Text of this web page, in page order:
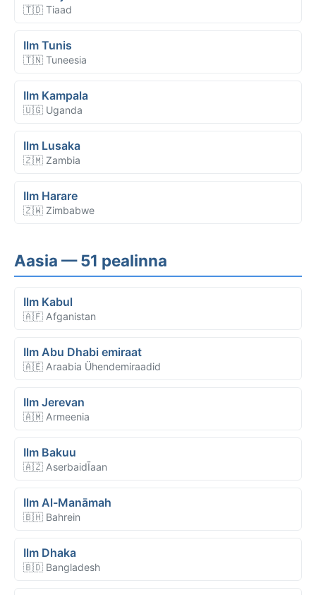
🇹🇩 Tiaad
Ilm Tunis
🇹🇳 Tuneesia
Ilm Kampala
🇺🇬 Uganda
Ilm Lusaka
🇿🇲 Zambia
Ilm Harare
🇿🇼 Zimbabwe
Aasia — 51 pealinna
Ilm Kabul
🇦🇫 Afganistan
Ilm Abu Dhabi emiraat
🇦🇪 Araabia Ühendemiraadid
Ilm Jerevan
🇦🇲 Armeenia
Ilm Bakuu
🇦🇿 AserbaidĪaan
Ilm Al-Manāmah
🇧🇭 Bahrein
Ilm Dhaka
🇧🇩 Bangladesh